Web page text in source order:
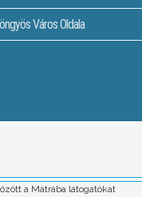
Város Oldala
a Mátrába látogatókat